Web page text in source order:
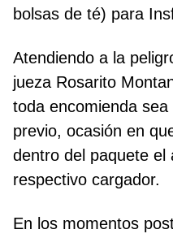
bolsas de té) para
Atendiendo a la
jueza Rosarito
toda encomienda
previo, ocasión en
dentro del paquete el
respectivo cargador.
En los momentos